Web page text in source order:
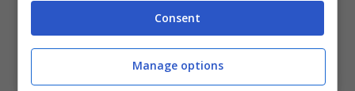
Consent
Manage options